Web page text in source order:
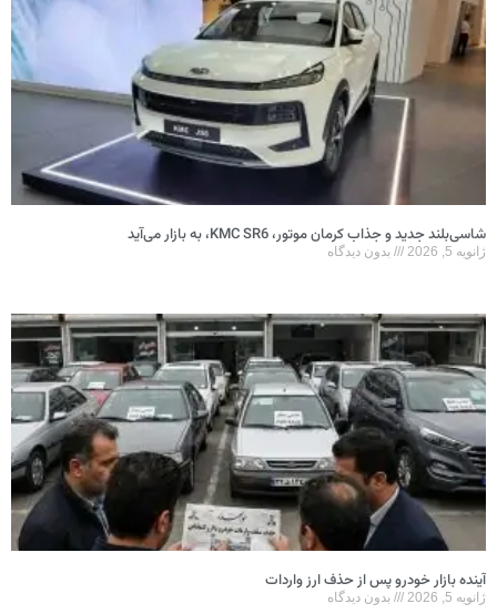
شاسی‌بلند جدید و جذاب کرمان موتور، KMC SR6، به بازار می‌آید
ژانویه 5, 2026 بدون دیدگاه
آینده بازار خودرو پس از حذف ارز واردات
ژانویه 5, 2026 بدون دیدگاه